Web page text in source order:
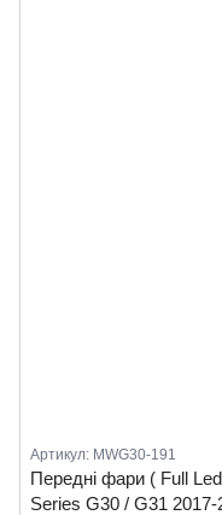
Артикул: MWG30-191
Передні фари ( Full
Series G30 / G31 2017-